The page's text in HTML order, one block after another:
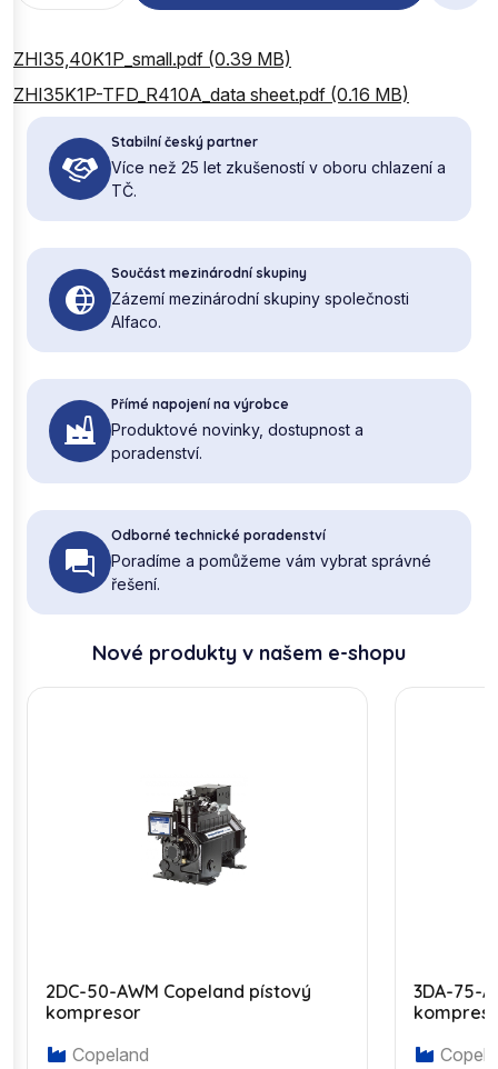
ZHI35,40K1P_small.pdf (0.39 MB)
ZHI35K1P-TFD_R410A_data sheet.pdf (0.16 MB)
Stabilní český partner
Více než 25 let zkušeností v oboru chlazení a
TČ.
Součást mezinárodní skupiny
Zázemí mezinárodní skupiny společnosti
Alfaco.
Přímé napojení na výrobce
Produktové novinky, dostupnost a
poradenství.
Odborné technické poradenství
Poradíme a pomůžeme vám vybrat správné
řešení.
Nové produkty v našem e-shopu
2DC-50-AWM Copeland pístový
kompresor
Copeland
3DA-75-